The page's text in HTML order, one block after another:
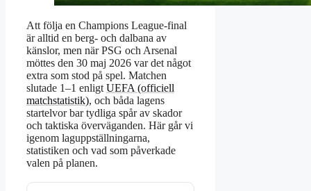
Att följa en Champions League-final
är alltid en berg- och dalbana av
känslor, men när PSG och Arsenal
möttes den 30 maj 2026 var det något
extra som stod på spel. Matchen
slutade 1–1 enligt UEFA (officiell
matchstatistik), och båda lagens
startelvor bar tydliga spår av skador
och taktiska överväganden. Här går vi
igenom laguppställningarna,
statistiken och vad som påverkade
valen på planen.